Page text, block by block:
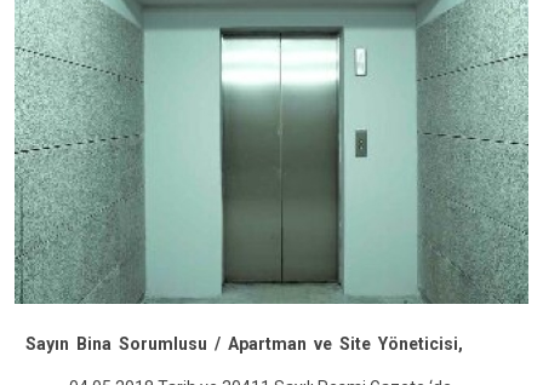
Sayın Bina Sorumlusu / Apartman ve Site Yöneticisi,